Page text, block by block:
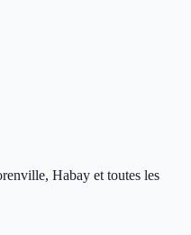
Habay et toutes les